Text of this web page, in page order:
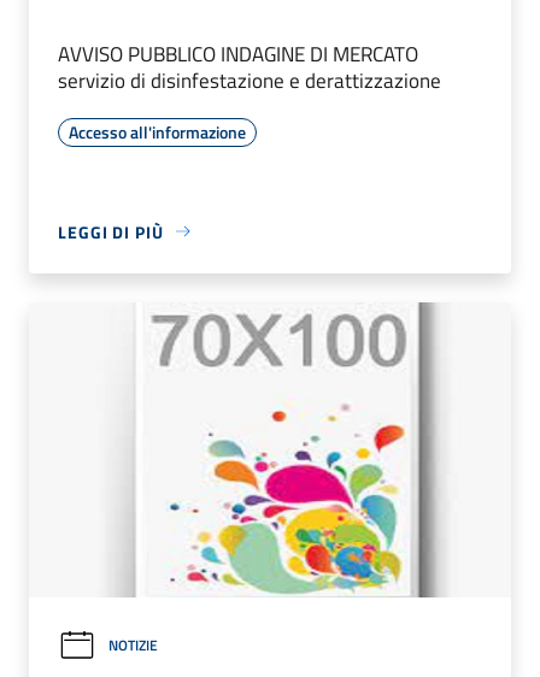
AVVISO PUBBLICO INDAGINE DI MERCATO
servizio di disinfestazione e derattizzazione
Accesso all'informazione
LEGGI DI PIÙ
NOTIZIE